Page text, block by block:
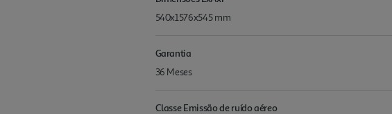
540x1576x545 mm
Garantia
36 Meses
Classe Emissão de ruído aéreo